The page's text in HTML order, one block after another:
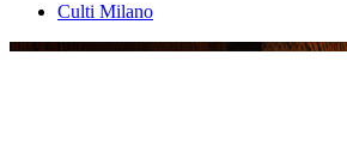
Culti Milano